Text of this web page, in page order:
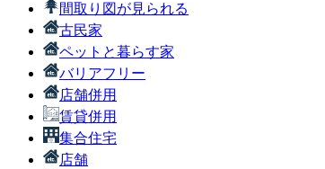
間取り図が見られる
古民家
ペットと暮らす家
バリアフリー
店舗併用
賃貸併用
集合住宅
店舗